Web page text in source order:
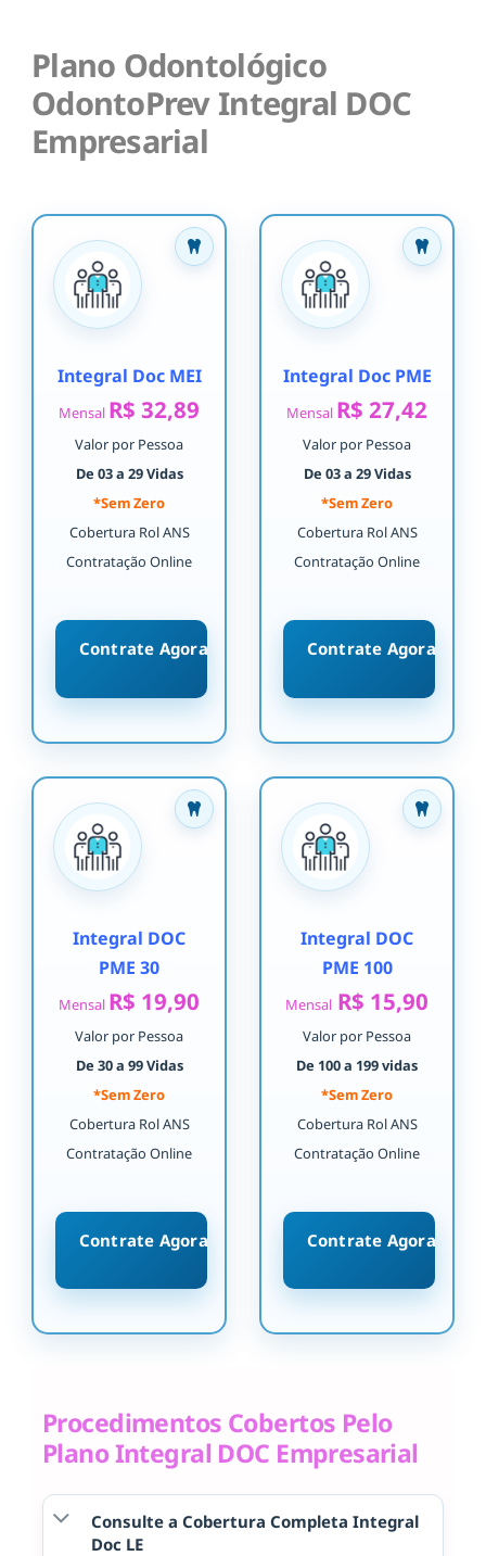
Plano Odontológico
OdontoPrev Integral DOC
Empresarial
Integral Doc MEI
Mensal R$ 32,89
Valor por Pessoa
De 03 a 29 Vidas
*Sem Zero
Cobertura Rol ANS
Contratação Online
Contrate Agora
Integral Doc PME
Mensal R$ 27,42
Valor por Pessoa
De 03 a 29 Vidas
*Sem Zero
Cobertura Rol ANS
Contratação Online
Contrate Agora
Integral DOC
PME 30
Mensal R$ 19,90
Valor por Pessoa
De 30 a 99 Vidas
*Sem Zero
Cobertura Rol ANS
Contratação Online
Contrate Agora
Integral DOC
PME 100
Mensal R$ 15,90
Valor por Pessoa
De 100 a 199 vidas
*Sem Zero
Cobertura Rol ANS
Contratação Online
Contrate Agora
Procedimentos Cobertos Pelo
Plano Integral DOC Empresarial
Consulte a Cobertura Completa Integral
Doc LE